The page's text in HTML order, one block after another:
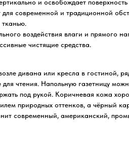
и освобождает поверхность
современной и традиционной
тканью.
воздействия влаги и прямого
чистящие средства.
дивана или кресла в гостиной,
чтения. Напольную газетницу
под рукой. Коричневая кожа
природных оттенков, а чёрный
современный, американский,